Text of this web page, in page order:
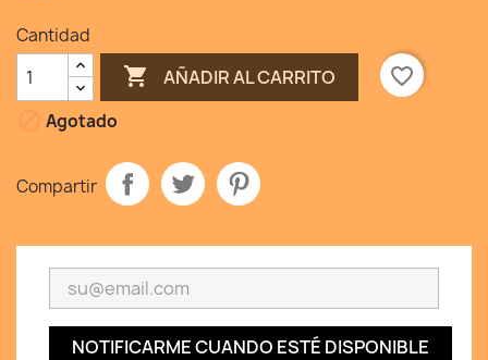
Cantidad
 AÑADIR AL CARRITO
favorite_border
Agotado
Compartir
NOTIFICARME CUANDO ESTÉ DISPONIBLE